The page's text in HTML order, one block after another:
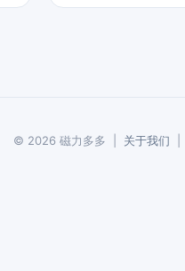
© 2026 磁力多多 | 关于我们